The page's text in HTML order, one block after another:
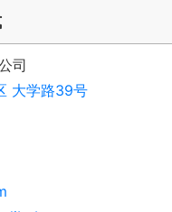
司
大学路39号